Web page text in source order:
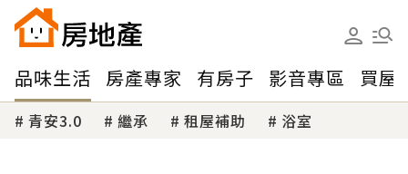
品味生活 房產專家 有房子 影音專區 買屋
青安3.0 繼承 租屋補助 浴室